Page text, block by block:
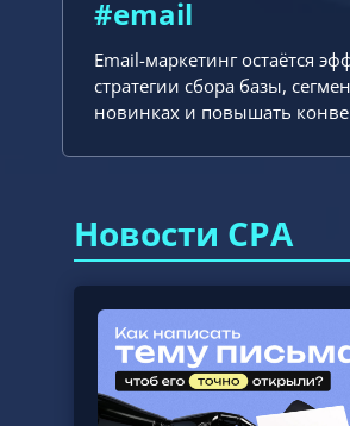
#email
Email-маркетинг остаётся
стратегии сбора базы,
новинках и повышать
Новости CPA